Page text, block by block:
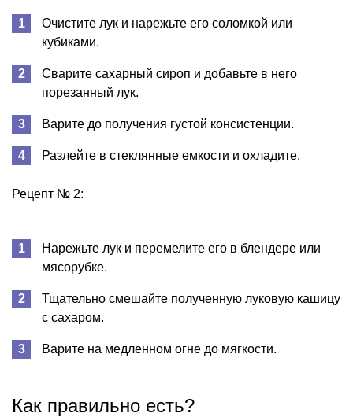
Очистите лук и нарежьте его соломкой или
кубиками.
Сварите сахарный сироп и добавьте в него
порезанный лук.
Варите до получения густой консистенции.
Разлейте в стеклянные емкости и охладите.
Рецепт № 2:
Нарежьте лук и перемелите его в блендере или
мясорубке.
Тщательно смешайте полученную луковую кашицу
с сахаром.
Варите на медленном огне до мягкости.
Как правильно есть?